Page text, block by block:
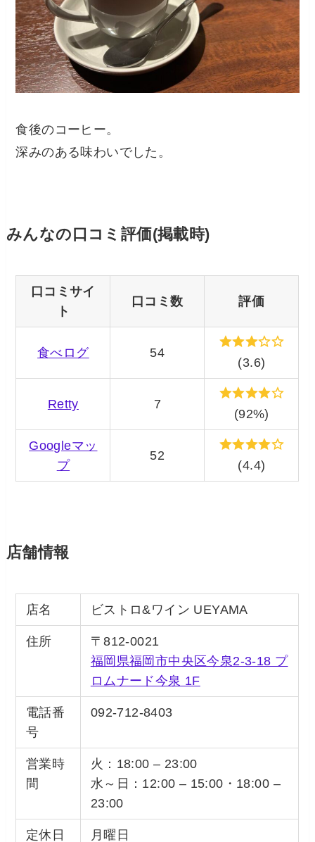
食後のコーヒー。
深みのある味わいでした。
みんなの口コミ評価(掲載時)
口コミサイ
ト
口コミ数 評価
食べログ 54
(3.6)
Retty 7
(92%)
Googleマッ
プ
52
(4.4)
店舗情報
店名 ビストロ&ワイン UEYAMA
住所
〒812-0021
福岡県福岡市中央区今泉2-3-18 プ
ロムナード今泉 1F
電話番
号
092-712-8403
営業時
間
火：18:00 – 23:00
水～日：12:00 – 15:00・18:00 –
23:00
定休日 月曜日